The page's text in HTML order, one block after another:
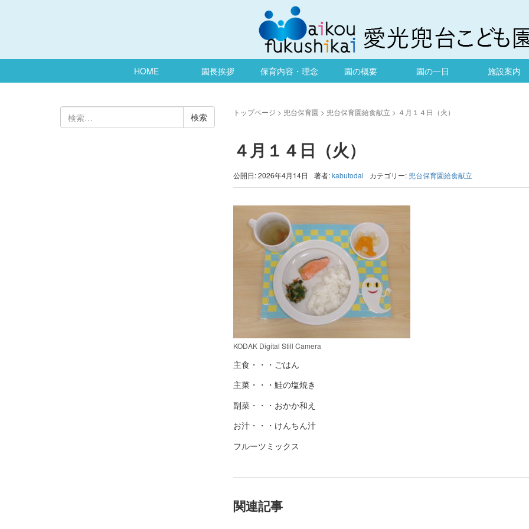
HOME 園長挨拶 保育内容・理念 園の概要 園の一日 施設案内
トップページ > 兜台保育園 > 兜台保育園給食献立 > ４月１４日（火）
４月１４日（火）
公開日: 2026年4月14日 著者:kabutodai カテゴリー: 兜台保育園給食献立
KODAK Digital Still Camera
主食・・・ごはん
主菜・・・鮭の塩焼き
副菜・・・おかか和え
お汁・・・けんちん汁
フルーツミックス
関連記事
検
索: